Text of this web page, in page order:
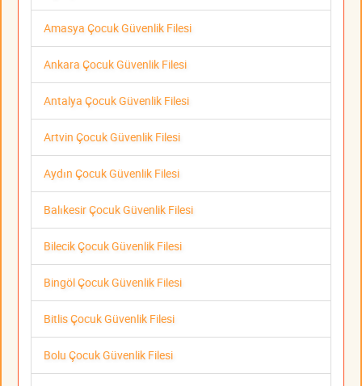
Amasya Çocuk Güvenlik Filesi
Ankara Çocuk Güvenlik Filesi
Antalya Çocuk Güvenlik Filesi
Artvin Çocuk Güvenlik Filesi
Aydın Çocuk Güvenlik Filesi
Balıkesir Çocuk Güvenlik Filesi
Bilecik Çocuk Güvenlik Filesi
Bingöl Çocuk Güvenlik Filesi
Bitlis Çocuk Güvenlik Filesi
Bolu Çocuk Güvenlik Filesi